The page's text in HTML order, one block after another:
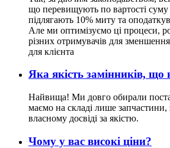
що перевищують по вартості суму
підлягають 10% миту та
Але ми оптимізуємо ці процеси,
різних отримувачів для
для клієнта
Яка якість замінників, що
Найвища! Ми довго обирали
маємо на складі лише запчастини,
власному досвіді за якістю.
Чому у вас високі ціни?